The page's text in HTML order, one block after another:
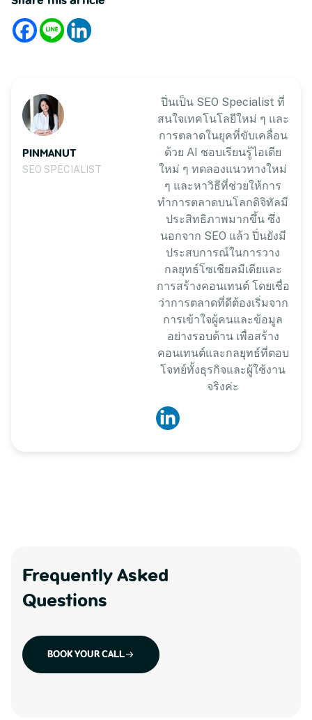
PINMANUT
SEO SPECIALIST
ปิ่นเป็น SEO Specialist ที่
สนใจเทคโนโลยีใหม่ ๆ และ
การตลาดในยุคที่ขับเคลื่อน
ด้วย AI ชอบเรียนรู้ไอเดีย
ใหม่ ๆ ทดลองแนวทางใหม่
ๆ และหาวิธีที่ช่วยให้การ
ทำการตลาดบนโลกดิจิทัลมี
ประสิทธิภาพมากขึ้น ซึ่ง
นอกจาก SEO แล้ว ปิ่นยังมี
ประสบการณ์ในการวาง
กลยุทธ์โซเชียลมีเดียและ
การสร้างคอนเทนต์ โดยเชื่อ
ว่าการตลาดที่ดีต้องเริ่มจาก
การเข้าใจผู้คนและข้อมูล
อย่างรอบด้าน เพื่อสร้าง
คอนเทนต์และกลยุทธ์ที่ตอบ
โจทย์ทั้งธุรกิจและผู้ใช้งาน
จริงค่ะ
Frequently Asked
Questions
BOOK YOUR CALL